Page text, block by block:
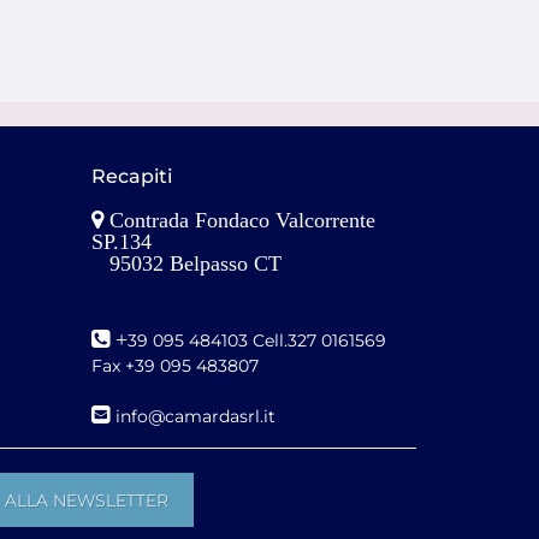
Recapiti
Contrada Fondaco Valcorrente
SP.134
95032 Belpasso CT
+39 095 484103 Cell.327 0161569
Fax +39 095 483807
info@camardasrl.it